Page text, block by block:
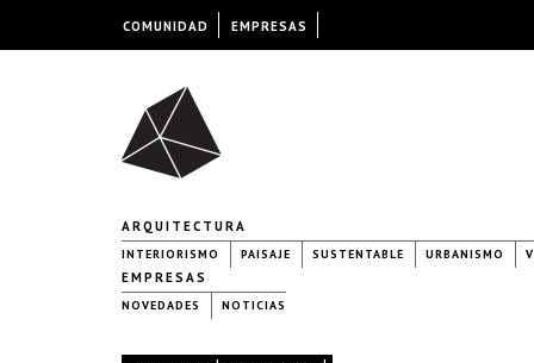
ARQUITECTURA
INTERIORISMO PAISAJE SUSTENTABLE URBANISMO
EMPRESAS
NOVEDADES NOTICIAS
COMUNIDAD EMPRESAS